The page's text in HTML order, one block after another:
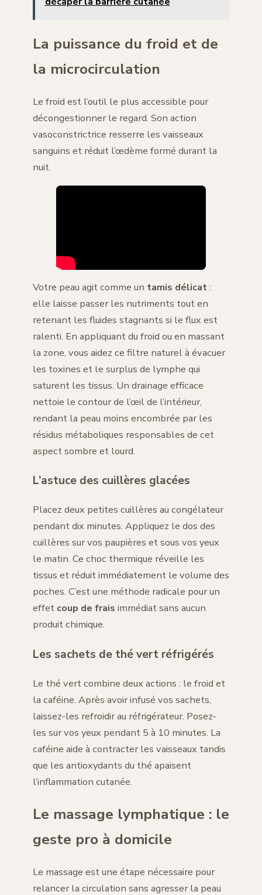
La puissance du froid et de
la microcirculation
Le froid est l’outil le plus accessible pour
décongestionner le regard. Son action
vasoconstrictrice resserre les vaisseaux
sanguins et réduit l’œdème formé durant la
nuit.
Votre peau agit comme un tamis délicat:
elle laisse passer les nutriments tout en
retenant les fluides stagnants si le flux est
ralenti. En appliquant du froid ou en massant
la zone, vous aidez ce filtre naturel à évacuer
les toxines et le surplus de lymphe qui
saturent les tissus. Un drainage efficace
nettoie le contour de l’œil de l’intérieur,
rendant la peau moins encombrée par les
résidus métaboliques responsables de cet
aspect sombre et lourd.
L’astuce des cuillères glacées
Placez deux petites cuillères au congélateur
pendant dix minutes. Appliquez le dos des
cuillères sur vos paupières et sous vos yeux
le matin. Ce choc thermique réveille les
tissus et réduit immédiatement le volume des
poches. C’est une méthode radicale pour un
effet coup de frais immédiat sans aucun
produit chimique.
Les sachets de thé vert réfrigérés
Le thé vert combine deux actions : le froid et
la caféine. Après avoir infusé vos sachets,
laissez-les refroidir au réfrigérateur. Posez-
les sur vos yeux pendant 5 à 10 minutes. La
caféine aide à contracter les vaisseaux tandis
que les antioxydants du thé apaisent
l’inflammation cutanée.
Le massage lymphatique : le
geste pro à domicile
Le massage est une étape nécessaire pour
relancer la circulation sans agresser la peau